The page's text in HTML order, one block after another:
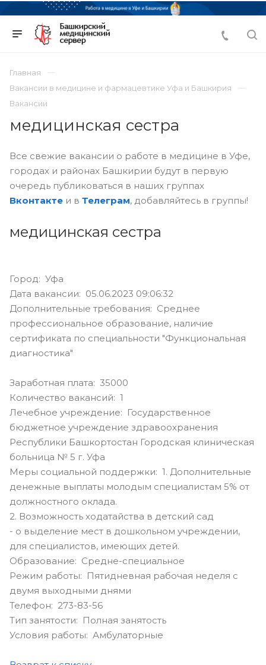
Главная
Вакансии в медицине и фармацевтике Уфа и Башкирия
Вакансии
медицинская сестра
Все свежие вакансии о работе в медицине в Уфе,
городах и районах Башкирии будут в первую
очередь публиковаться в наших группах
Вконтакте и в Телеграм, добавляйтесь в группы!
медицинская сестра
Город: Уфа
Дата вакансии: 05.06.2023 09:06:32
Дополнительные требования: Среднее
профессиональное образование, наличие
сертификата по специальности "Функциональная
диагностика"
Заработная плата: 35000
Количество вакансий: 1
Лечебное учреждение: Государственное
бюджетное учреждение здравоохранения
Республики Башкортостан Городская клиническая
больница № 5 г. Уфа
Меры социальной поддержки: 1. Дополнительные
денежные выплаты молодым специалистам 5% от
должностного оклада.
2. Возможность ходатайства в детский сад
- о выделение мест в дошкольном учреждении,
для специалистов, имеющих детей.
Образование: Средне-специальное
Режим работы: Пятидневная рабочая неделя с
двумя выходными днями
Телефон: 273-83-56
Тип занятости: Полная занятость
Условия работы: Амбулаторные